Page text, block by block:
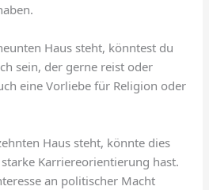
Haus steht, könntest du
sein, der gerne reist oder
eine Vorliebe für Religion oder
Haus steht, könnte dies
Karriereorientierung hast.
an politischer Macht